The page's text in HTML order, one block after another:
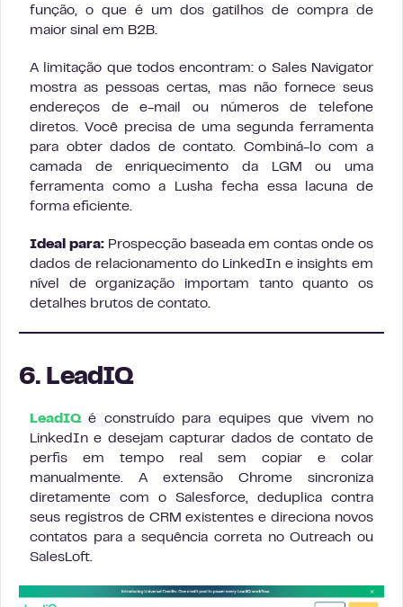
função, o que é um dos gatilhos de compra de
maior sinal em B2B.
A limitação que todos encontram: o Sales Navigator
mostra as pessoas certas, mas não fornece seus
endereços de e-mail ou números de telefone
diretos. Você precisa de uma segunda ferramenta
para obter dados de contato. Combiná-lo com a
camada de enriquecimento da LGM ou uma
ferramenta como a Lusha fecha essa lacuna de
forma eficiente.
Ideal para: Prospecção baseada em contas onde os
dados de relacionamento do LinkedIn e insights em
nível de organização importam tanto quanto os
detalhes brutos de contato.
6. LeadIQ
LeadIQé construído para equipes que vivem no
LinkedIn e desejam capturar dados de contato de
perfis em tempo real sem copiar e colar
manualmente. A extensão Chrome sincroniza
diretamente com o Salesforce, deduplica contra
seus registros de CRM existentes e direciona novos
contatos para a sequência correta no Outreach ou
SalesLoft.